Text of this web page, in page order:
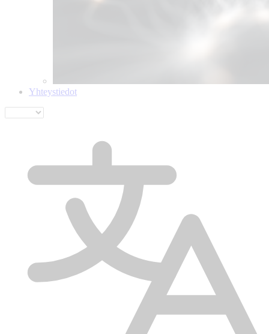
Yhteystiedot